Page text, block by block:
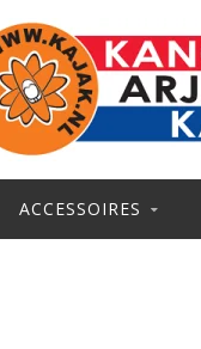
ACCESSOIRES